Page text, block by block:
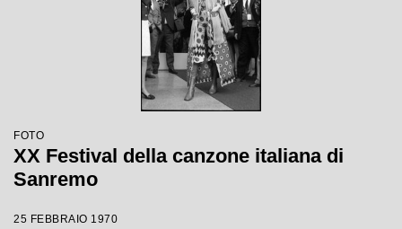
FOTO
XX Festival della canzone italiana di
Sanremo
25 FEBBRAIO 1970